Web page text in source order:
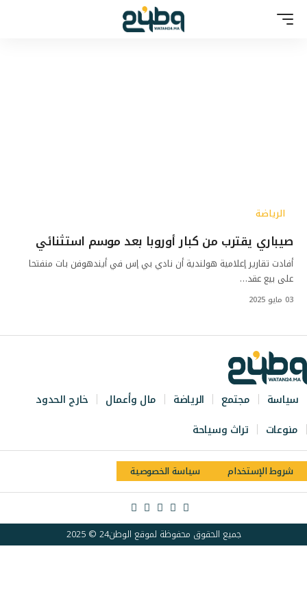
الرياضة
صيباري يقترب من كبار أوروبا بعد موسم استثنائي
أفادت تقارير إعلامية هولندية أن نادي بي إس في أيندهوفن بات منفتحا
على بيع عقد…
03 مايو 2025
سياسة مجتمع الرياضة مال وأعمال
خارج الحدود
منوعات
تراث وسياحة
شروط الإستخدام سياسة الخصوصية
جميع الحقوق محفوظة لموقع الوطن24 © 2025